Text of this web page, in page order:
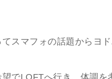
スマフォの話題からヨド
でLOFTへ行き、体調を